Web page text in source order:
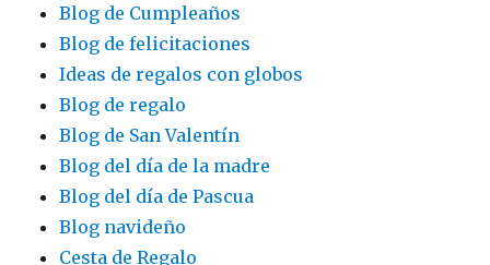
Blog de Cumpleaños
Blog de felicitaciones
Ideas de regalos con globos
Blog de regalo
Blog de San Valentín
Blog del día de la madre
Blog del día de Pascua
Blog navideño
Cesta de Regalo